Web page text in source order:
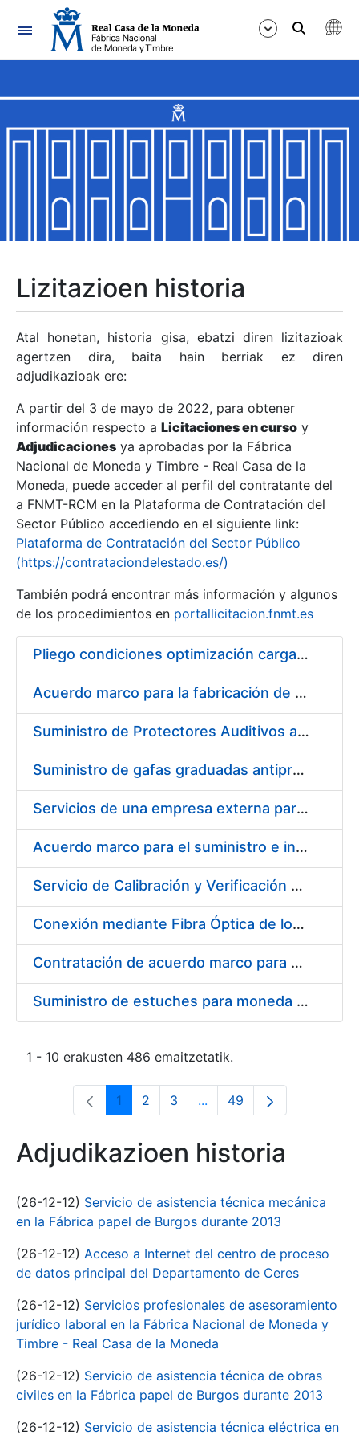
Nabigazioa
Erakutsi/Ezkutatu
Erakutsi/Ezkutatu
Erakutsi/Ezkutatu
Erakutsi/Ezkutatu
Erakutsi/Ezkutatu
Erakutsi/Ezkutatu
Erakutsi/Ezkutatu
Erakutsi/Ezkutatu
Lizitazioen historia
Atal honetan, historia gisa, ebatzi diren lizitazioak
agertzen dira, baita hain berriak ez diren
adjudikazioak ere:
A partir del 3 de mayo de 2022, para obtener
información respecto a Licitaciones en curso y
Adjudicaciones ya aprobadas por la Fábrica
Nacional de Moneda y Timbre - Real Casa de la
Moneda, puede acceder al perfil del contratante del
a FNMT-RCM en la Plataforma de Contratación del
Sector Público accediendo en el siguiente link:
Plataforma de Contratación del Sector Público
(https://contrataciondelestado.es/)
También podrá encontrar más información y algunos
de los procedimientos en portallicitacion.fnmt.es
Pliego condiciones optimización cargas compras firmado
Acuerdo marco para la fabricación de piezas
Suministro de Protectores Auditivos a medida para las personas trabajadoras de los Centros de Trabajo de Madrid y Burgos
Suministro de gafas graduadas antiproyecciones para los trabajadores de la FNMT-RCM en los centros de trabajo de Madrid y Burgos
Servicios de una empresa externa para el asesoramiento y resolución de los recursos de alzada que se presentan relacionados con procesos de selección para la FNMT-RCM
Acuerdo marco para el suministro e instalación de persianas, estores y otros complementos
Servicio de Calibración y Verificación Externa de los Equipos de Medición del Servicio de Prevención de la FNMT-RCM
Conexión mediante Fibra Óptica de los Centros de Proceso de Datos (CPDs) de las sedes de la FNMT-RCM de Burgos y Madrid
Contratación de acuerdo marco para el Suministro de Material de Electricidad para la Fábrica Nacional de Moneda y Timbre-Real Casa de la Moneda en su centro de trabajo de Burgos
Suministro de estuches para moneda de 30 €
1 - 10 erakusten 486 emaitzetatik.
Orrialdea
1 Orrialdea
2 Orrialdea
3 ...Intermediate Pages Use
Orrialdea
49
Adjudikazioen historia
(26-12-12) Servicio de asistencia técnica mecánica
en la Fábrica papel de Burgos durante 2013
(26-12-12) Acceso a Internet del centro de proceso
de datos principal del Departamento de Ceres
(26-12-12) Servicios profesionales de asesoramiento
jurídico laboral en la Fábrica Nacional de Moneda y
Timbre - Real Casa de la Moneda
(26-12-12) Servicio de asistencia técnica de obras
civiles en la Fábrica papel de Burgos durante 2013
(26-12-12) Servicio de asistencia técnica eléctrica en